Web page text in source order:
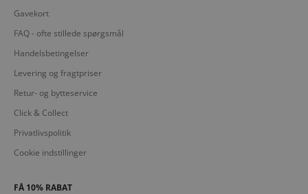
Gavekort
FAQ - ofte stillede spørgsmål
Handelsbetingelser
Levering og fragtpriser
Retur- og bytteservice
Click & Collect
Privatlivspolitik
Cookie indstillinger
FÅ 10% RABAT